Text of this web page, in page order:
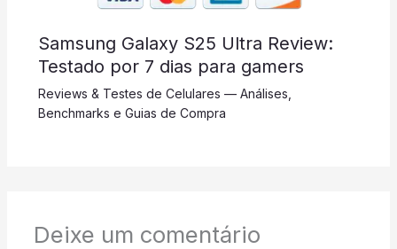
Samsung Galaxy S25 Ultra Review:
Testado por 7 dias para gamers
Reviews & Testes de Celulares — Análises,
Benchmarks e Guias de Compra
Deixe um comentário